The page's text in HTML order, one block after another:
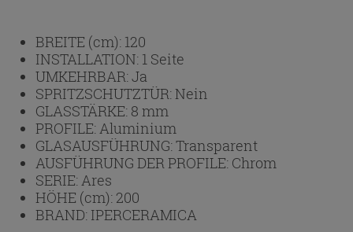
BREITE (cm): 120
INSTALLATION: 1 Seite
UMKEHRBAR:Ja
SPRITZSCHUTZTÜR:Nein
GLASSTÄRKE: 8 mm
PROFILE: Aluminium
GLASAUSFÜHRUNG:Transparent
AUSFÜHRUNG DER PROFILE: Chrom
SERIE: Ares
HÖHE (cm): 200
BRAND: IPERCERAMICA